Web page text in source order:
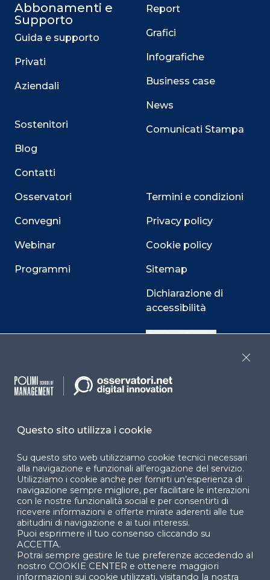
Abbonamenti e
Supporto
Guida e supporto
Privati
Aziendali
Sostenitori
Blog
Contatti
Osservatori
Convegni
Webinar
Programmi
Report
Grafici
Infografiche
Business case
News
Comunicati Stampa
Termini e condizioni
Privacy policy
Cookie policy
Sitemap
Dichiarazione di
accessibilità
Cookie Center
Facebook LinkedIn
© 2024 Copyright © Politecnico di Milano Dipartimento
di Ingegneria Gestionale
Questo sito utilizza i cookie
Su questo sito web utilizziamo cookie tecnici necessari
alla navigazione e funzionali all’erogazione del servizio.
Utilizziamo i cookie anche per fornirti un’esperienza di
navigazione sempre migliore, per facilitare le interazioni
con le nostre funzionalità social e per consentirti di
ricevere informazioni e offerte mirate aderenti alle tue
abitudini di navigazione e ai tuoi interessi.
Puoi esprimere il tuo consenso cliccando su
ACCETTA.
Potrai sempre gestire le tue preferenze accedendo al
nostro COOKIE CENTER e ottenere maggiori
informazioni sui cookie utilizzati, visitando la nostra